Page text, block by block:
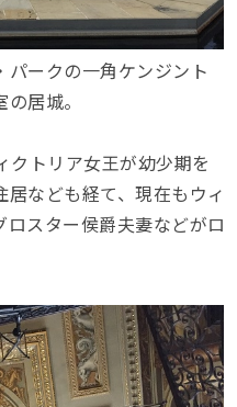
ークの一角ケンジント
居城。
クトリア女王が幼少期を
なども経て、現在もウィ
スター侯爵夫妻などがロ